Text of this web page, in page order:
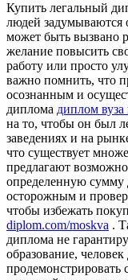
Купить лeгaльный
людей задумываются
может быть вызвано
желание повысить
работу или просто
важно помнить, что
осознанным и
диплома диплом вуза
на то, чтобы он был
заведениях и на
что существует
предлагают
определенную сумму
осторожным и
чтобы избежать
diplom.com/moskva .
диплома не
образование,